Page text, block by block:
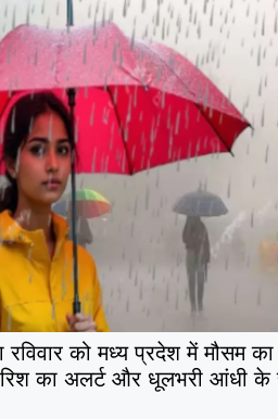
को मध्य प्रदेश में मौसम
का अलर्ट और धूलभरी आंधी